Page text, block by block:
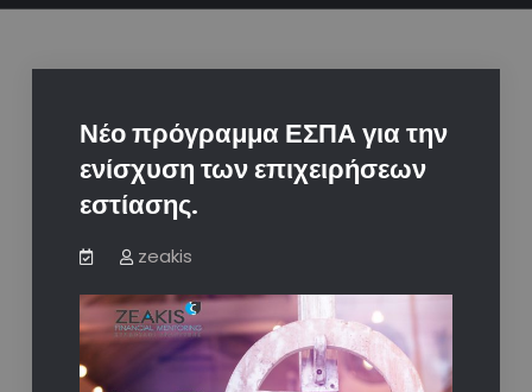
Νέο πρόγραμμα ΕΣΠΑ για την
ενίσχυση των επιχειρήσεων
εστίασης.
zeakis